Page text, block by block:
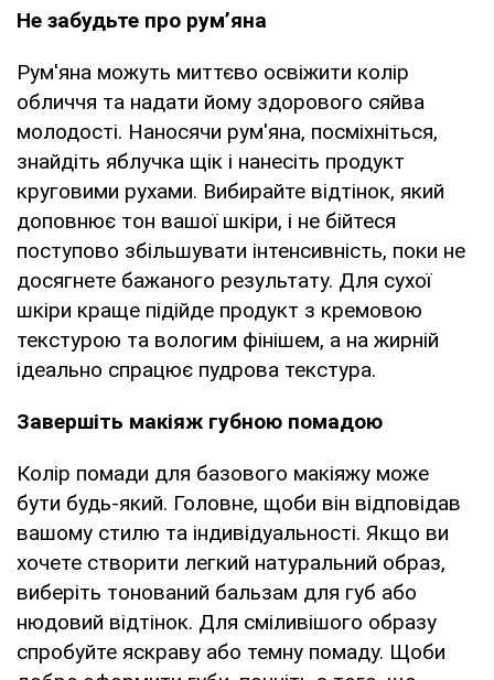
Не забудьте про рум’яна
Рум'яна можуть миттєво освіжити колір
обличчя та надати йому здорового сяйва
молодості. Наносячи рум'яна, посміхніться,
знайдіть яблучка щік і нанесіть продукт
круговими рухами. Вибирайте відтінок, який
доповнює тон вашої шкіри, і не бійтеся
поступово збільшувати інтенсивність, поки не
досягнете бажаного результату. Для сухої
шкіри краще підійде продукт з кремовою
текстурою та вологим фінішем, а на жирній
ідеально спрацює пудрова текстура.
Завершіть макіяж губною помадою
Колір помади для базового макіяжу може
бути будь-який. Головне, щоби він відповідав
вашому стилю та індивідуальності. Якщо ви
хочете створити легкий натуральний образ,
виберіть тонований бальзам для губ або
нюдовий відтінок. Для сміливішого образу
спробуйте яскраву або темну помаду. Щоби